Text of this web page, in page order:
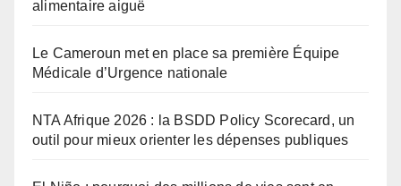
alimentaire aiguë
Le Cameroun met en place sa première Équipe
Médicale d’Urgence nationale
NTA Afrique 2026 : la BSDD Policy Scorecard, un
outil pour mieux orienter les dépenses publiques